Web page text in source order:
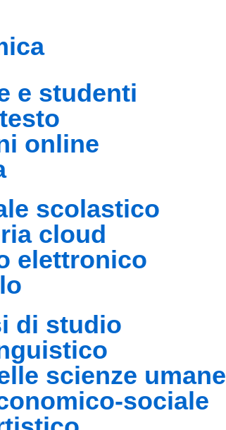
e studenti
online
scolastico
cloud
elettronico
di studio
scienze umane
sociale